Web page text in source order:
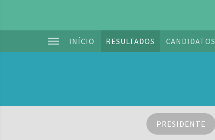
INÍCIO RESULTADOS CANDIDATOS
PRESIDENTE